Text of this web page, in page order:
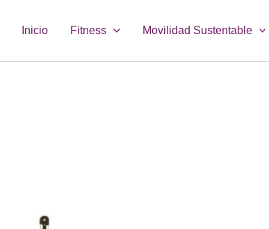
Inicio Fitness Movilidad Sustentable